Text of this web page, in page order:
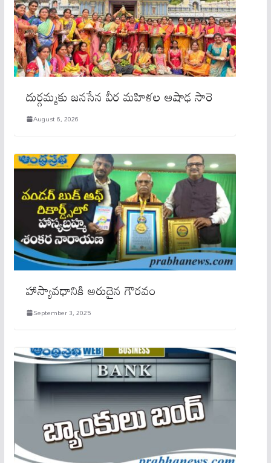
దుర్గమ్మకు జనసేన వీర మహిళల ఆషాఢ సారె
August 6, 2026
హాస్యావధానికి అరుదైన గౌరవం
September 3, 2025